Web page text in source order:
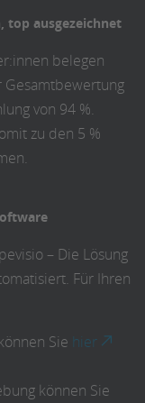
top ausgezeichnet
belegen
von 94 %.
zu den 5 %
– Die Lösung
Für Ihren
Sie hier
können Sie